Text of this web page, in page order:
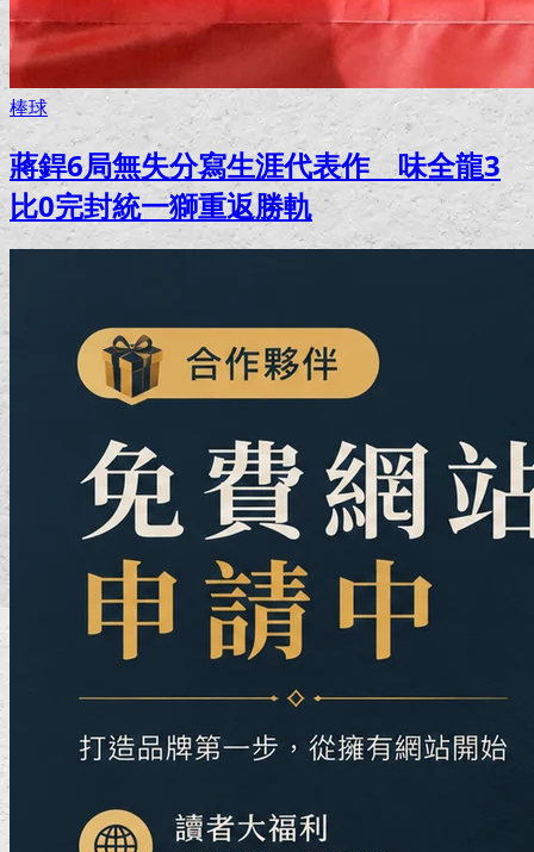
棒球
蔣銲6局無失分寫生涯代表作 味全龍3
比0完封統一獅重返勝軌